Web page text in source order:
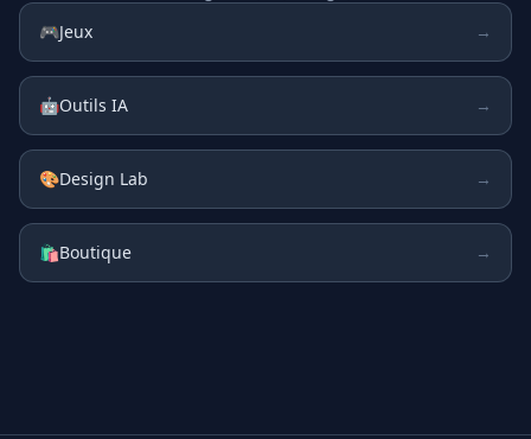
🎮Jeux →
🤖Outils IA →
🎨Design Lab →
🛍️Boutique →